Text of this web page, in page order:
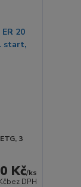
3
Kč/ks
bez DPH